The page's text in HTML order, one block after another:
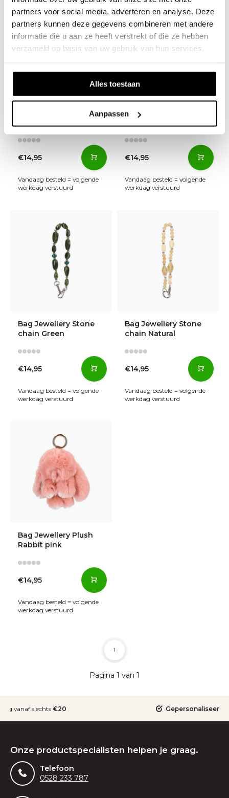
partners voor social media, adverteren en analyse. Deze
partners kunnen deze gegevens combineren met andere
informatie die u aan ze heeft verstrekt of die ze hebben
verzameld op basis van uw gebruik van hun services.
Alles toestaan
Aanpassen
Bag Jewellery Stone
€14,95
Vandaag besteld = volgende
werkdag verstuurd
Bag Jewellery Stone
€14,95
Vandaag besteld = volgende
werkdag verstuurd
Bag Jewellery Stone
chain Green
€14,95
Vandaag besteld = volgende
werkdag verstuurd
Bag Jewellery Stone
chain Natural
€14,95
Vandaag besteld = volgende
werkdag verstuurd
Bag Jewellery Plush
Rabbit pink
€14,95
Vandaag besteld = volgende
werkdag verstuurd
Pagina 1 van 1
1
vanaf slechts €20 Gepersonaliseerde
Onze productspecialisten helpen je graag.
Telefoon
0528 233 787